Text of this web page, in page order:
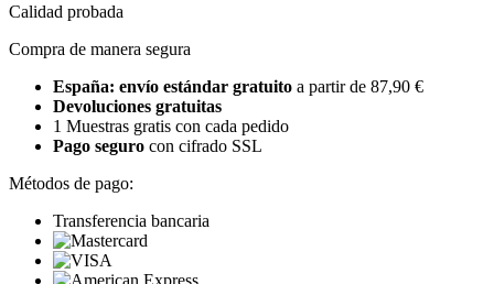
Calidad probada
Compra de manera segura
España: envío estándar gratuito a partir de 87,90 €
Devoluciones gratuitas
1 Muestras gratis con cada pedido
Pago seguro con cifrado SSL
Métodos de pago:
Transferencia bancaria